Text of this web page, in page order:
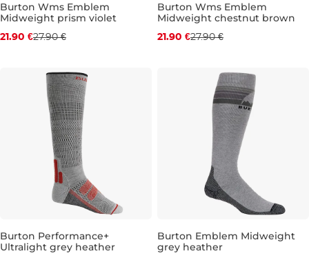
Zľava -22 %
Burton Wms Emblem
Midweight prism violet
21.90 €27.90 €
Zľava -22 %
Burton Wms Emblem
Midweight chestnut brown
21.90 €27.90 €
Zľava -21 %
Burton Performance+
Ultralight grey heather
Zľava -22 %
Burton Emblem Midweight
grey heather